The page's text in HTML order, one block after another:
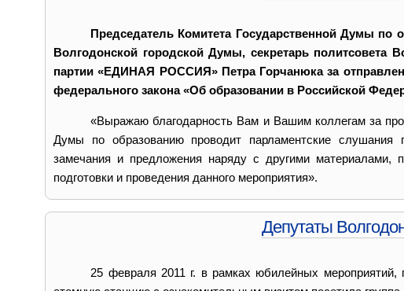
Председатель Комитета Государственной Думы по
Волгодонской городской Думы, секретарь политсовета
партии «ЕДИНАЯ РОССИЯ» Петра Горчанюка за
федерального закона «Об образовании в Российской
«Выражаю благодарность Вам и Вашим коллегам за
Думы по образованию проводит парламентские
замечания и предложения наряду с другими
подготовки и проведения данного мероприятия».
Депутаты
25 февраля 2011 г. в рамках юбилейных